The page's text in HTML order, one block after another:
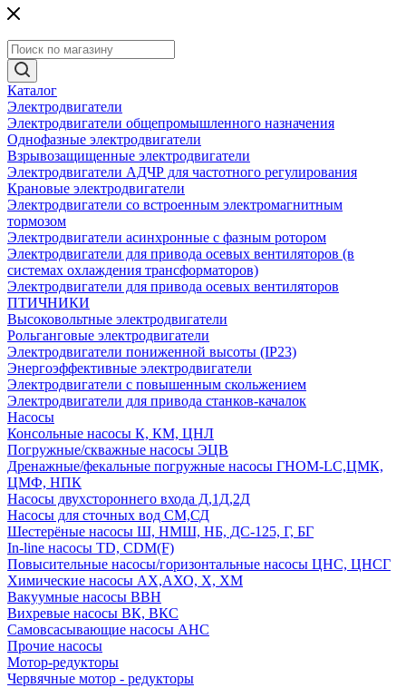
Каталог
Электродвигатели
Электродвигатели общепромышленного назначения
Однофазные электродвигатели
Взрывозащищенные электродвигатели
Электродвигатели АДЧР для частотного регулирования
Крановые электродвигатели
Электродвигатели со встроенным электромагнитным
тормозом
Электродвигатели асинхронные с фазным ротором
Электродвигатели для привода осевых вентиляторов (в
системах охлаждения трансформаторов)
Электродвигатели для привода осевых вентиляторов
ПТИЧНИКИ
Высоковольтные электродвигатели
Рольганговые электродвигатели
Электродвигатели пониженной высоты (IP23)
Энергоэффективные электродвигатели
Электродвигатели с повышенным скольжением
Электродвигатели для привода станков-качалок
Насосы
Консольные насосы К, КМ, ЦНЛ
Погружные/скважные насосы ЭЦВ
Дренажные/фекальные погружные насосы ГНОМ-LC,ЦМК,
ЦМФ, НПК
Насосы двухстороннего входа Д,1Д,2Д
Насосы для сточных вод СМ,СД
Шестерёные насосы Ш, НМШ, НБ, ДС-125, Г, БГ
In-line насосы TD, CDM(F)
Повысительные насосы/горизонтальные насосы ЦНС, ЦНСГ
Химические насосы АХ,АХО, Х, ХМ
Вакуумные насосы ВВН
Вихревые насосы ВК, ВКС
Самовсасывающие насосы АНС
Прочие насосы
Мотор-редукторы
Червячные мотор - редукторы